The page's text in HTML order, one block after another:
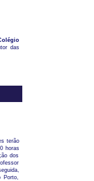
das
terão
horas
dos
Porto,